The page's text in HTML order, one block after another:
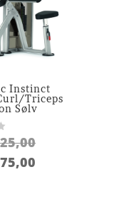
Instinct
Triceps
Sølv
Den